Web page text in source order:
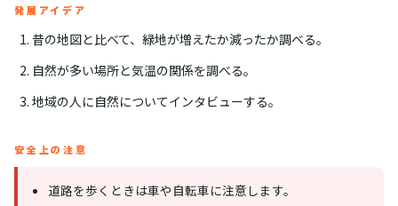
発展アイデア
昔の地図と比べて、緑地が増えたか減ったか調べる。
自然が多い場所と気温の関係を調べる。
地域の人に自然についてインタビューする。
安全上の注意
道路を歩くときは車や自転車に注意します。